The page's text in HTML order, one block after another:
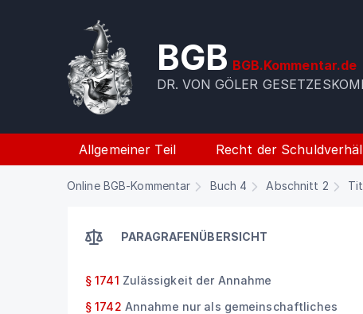
BGB BGB.Kommentar.de
DR. VON GÖLER
Allgemeiner Teil Recht der
Online BGB-Kommentar Buch 4 Abschnitt 2
PARAGRAFENÜBERSICHT
§ 1741 Zulässigkeit der Annahme
§ 1742 Annahme nur als gemeinschaftliches